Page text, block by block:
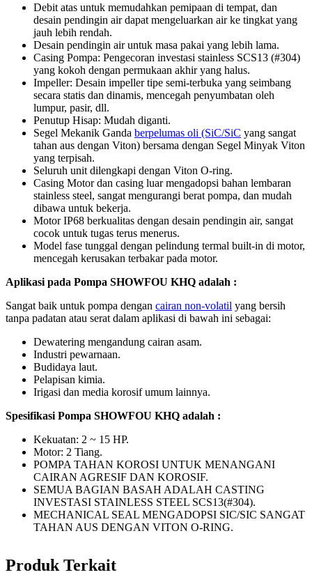
Debit atas untuk memudahkan pemipaan di tempat, dan
desain pendingin air dapat mengeluarkan air ke tingkat yang
jauh lebih rendah.
Desain pendingin air untuk masa pakai yang lebih lama.
Casing Pompa: Pengecoran investasi stainless SCS13 (#304)
yang kokoh dengan permukaan akhir yang halus.
Impeller: Desain impeller tipe semi-terbuka yang seimbang
secara statis dan dinamis, mencegah penyumbatan oleh
lumpur, pasir, dll.
Penutup Hisap: Mudah diganti.
Segel Mekanik Ganda berpelumas oli (SiC/SiC yang sangat
tahan aus dengan Viton) bersama dengan Segel Minyak Viton
yang terpisah.
Seluruh unit dilengkapi dengan Viton O-ring.
Casing Motor dan casing luar mengadopsi bahan lembaran
stainless steel, sangat mengurangi berat pompa, dan mudah
dibawa untuk bekerja.
Motor IP68 berkualitas dengan desain pendingin air, sangat
cocok untuk tugas terus menerus.
Model fase tunggal dengan pelindung termal built-in di motor,
mencegah kerusakan terbakar pada motor.
Aplikasi pada Pompa SHOWFOU KHQ adalah :
Sangat baik untuk pompa dengan cairan non-volatil yang bersih
tanpa padatan atau serat dalam aplikasi di bawah ini sebagai:
Dewatering mengandung cairan asam.
Industri pewarnaan.
Budidaya laut.
Pelapisan kimia.
Irigasi dan media korosif umum lainnya.
Spesifikasi Pompa SHOWFOU KHQ adalah :
Kekuatan: 2 ~ 15 HP.
Motor: 2 Tiang.
POMPA TAHAN KOROSI UNTUK MENANGANI
CAIRAN AGRESIF DAN KOROSIF.
SEMUA BAGIAN BASAH ADALAH CASTING
INVESTASI STAINLESS STEEL SCS13(#304).
MECHANICAL SEAL MENGADOPSI SIC/SIC SANGAT
TAHAN AUS DENGAN VITON O-RING.
Produk Terkait